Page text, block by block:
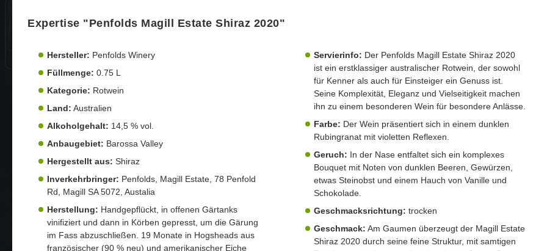
Expertise "Penfolds Magill Estate Shiraz 2020"
Hersteller: Penfolds Winery
Füllmenge: 0.75 L
Kategorie: Rotwein
Land: Australien
Alkoholgehalt: 14,5 % vol.
Anbaugebiet: Barossa Valley
Hergestellt aus: Shiraz
Inverkehrbringer: Penfolds, Magill Estate, 78 Penfold
Rd, Magill SA 5072, Austalia
Herstellung: Handgepflückt, in offenen Gärtanks
vinifiziert und dann in Körben gepresst, um die Gärung
im Fass abzuschließen. 19 Monate in Hogsheads aus
französischer (90 % neu) und amerikanischer Eiche
Servierinfo: Der Penfolds Magill Estate Shiraz 2020
ist ein erstklassiger australischer Rotwein, der sowohl
für Kenner als auch für Einsteiger ein Genuss ist.
Seine Komplexität, Eleganz und Vielseitigkeit machen
ihn zu einem besonderen Wein für besondere Anlässe.
Farbe: Der Wein präsentiert sich in einem dunklen
Rubingranat mit violetten Reflexen.
Geruch: In der Nase entfaltet sich ein komplexes
Bouquet mit Noten von dunklen Beeren, Gewürzen,
etwas Steinobst und einem Hauch von Vanille und
Schokolade.
Geschmacksrichtung: trocken
Geschmack: Am Gaumen überzeugt der Magill Estate
Shiraz 2020 durch seine feine Struktur, mit samtigen